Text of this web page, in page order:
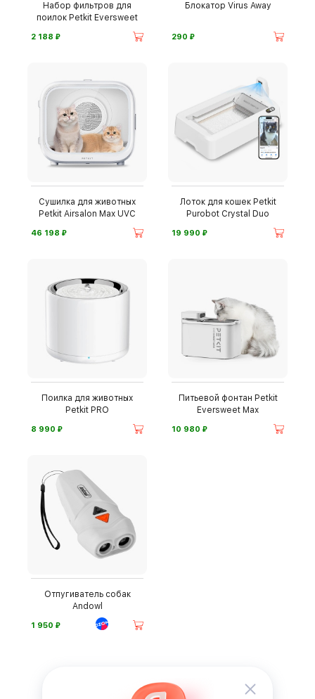
Набор фильтров для
поилок Petkit Eversweet
2 188 ⃏
Блокатор Virus Away
290 ⃏
Сушилка для животных
Petkit Airsalon Max UVC
46 198 ⃏
Лоток для кошек Petkit
Purobot Crystal Duo
19 990 ⃏
Поилка для животных
Petkit PRO
8 990 ⃏
Питьевой фонтан Petkit
Eversweet Max
10 980 ⃏
Отпугиватель собак
Andowl
1 950 ⃏